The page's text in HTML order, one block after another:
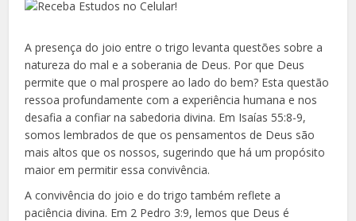
A presença do joio entre o trigo levanta questões sobre a
natureza do mal e a soberania de Deus. Por que Deus
permite que o mal prospere ao lado do bem? Esta questão
ressoa profundamente com a experiência humana e nos
desafia a confiar na sabedoria divina. Em Isaías 55:8-9,
somos lembrados de que os pensamentos de Deus são
mais altos que os nossos, sugerindo que há um propósito
maior em permitir essa convivência.
A convivência do joio e do trigo também reflete a
paciência divina. Em 2 Pedro 3:9, lemos que Deus é